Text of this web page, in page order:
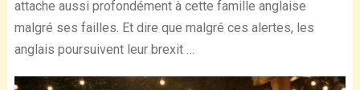
attache aussi profondément à cette famille anglaise
malgré ses failles. Et dire que malgré ces alertes, les
anglais poursuivent leur brexit …